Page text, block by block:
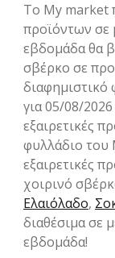
Το My market
προϊόντων σε
εβδομάδα θα
σβέρκο σε
για 05/08/
εξαιρετικές
φυλλάδιο του
εξαιρετικές
χοιρινό
Ελαιόλαδο,
διαθέσιμα σε
εβδομάδα!